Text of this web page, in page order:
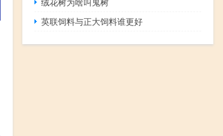
英联饲料与正大饲料谁更好